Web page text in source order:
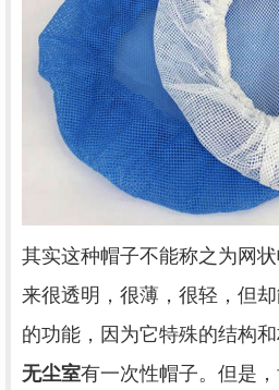
其实这种帽子不能称之为网
来很透明，很薄，很轻，但
的功能，因为它特殊的结构和
无尘室有一次性帽子。但是